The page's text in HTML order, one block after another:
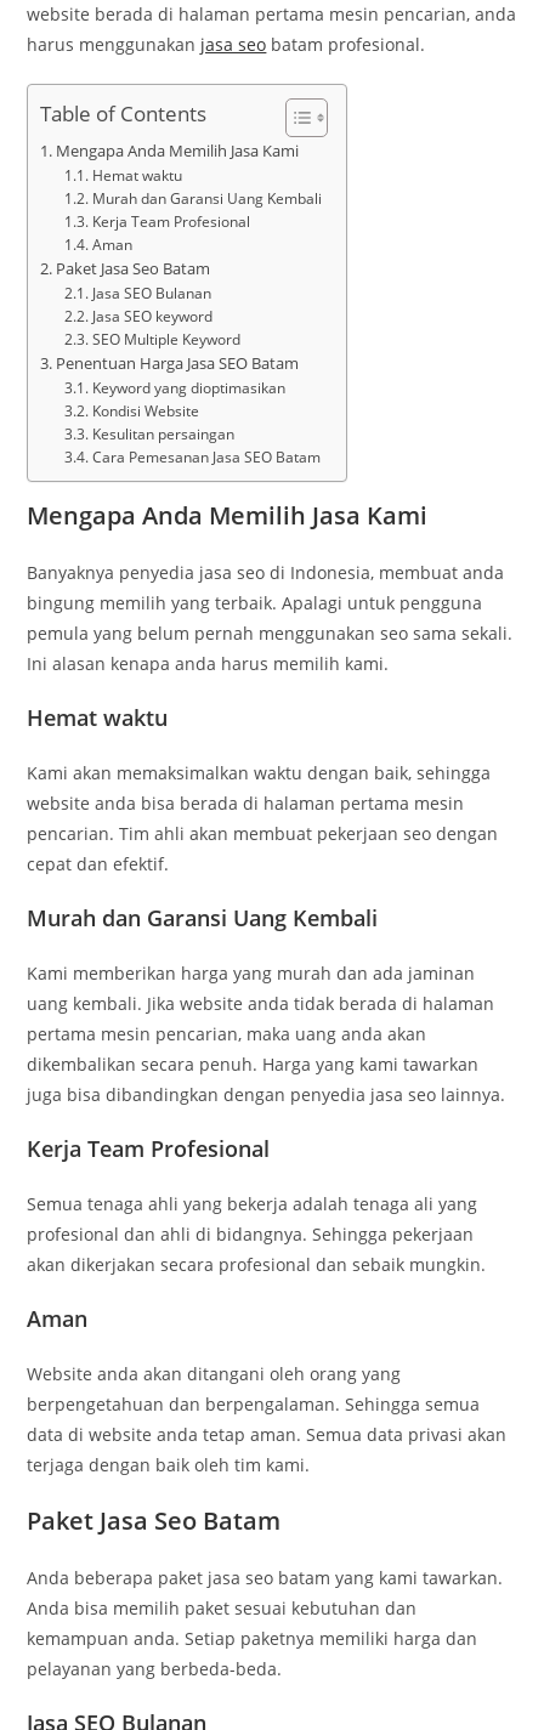
website berada di halaman pertama mesin pencarian, anda
harus menggunakan jasa seo batam profesional.
Table of Contents
Mengapa Anda Memilih Jasa Kami
Hemat waktu
Murah dan Garansi Uang Kembali
Kerja Team Profesional
Aman
Paket Jasa Seo Batam
Jasa SEO Bulanan
Jasa SEO keyword
SEO Multiple Keyword
Penentuan Harga Jasa SEO Batam
Keyword yang dioptimasikan
Kondisi Website
Kesulitan persaingan
Cara Pemesanan Jasa SEO Batam
Mengapa Anda Memilih Jasa Kami
Banyaknya penyedia jasa seo di Indonesia, membuat anda
bingung memilih yang terbaik. Apalagi untuk pengguna
pemula yang belum pernah menggunakan seo sama sekali.
Ini alasan kenapa anda harus memilih kami.
Hemat waktu
Kami akan memaksimalkan waktu dengan baik, sehingga
website anda bisa berada di halaman pertama mesin
pencarian. Tim ahli akan membuat pekerjaan seo dengan
cepat dan efektif.
Murah dan Garansi Uang Kembali
Kami memberikan harga yang murah dan ada jaminan
uang kembali. Jika website anda tidak berada di halaman
pertama mesin pencarian, maka uang anda akan
dikembalikan secara penuh. Harga yang kami tawarkan
juga bisa dibandingkan dengan penyedia jasa seo lainnya.
Kerja Team Profesional
Semua tenaga ahli yang bekerja adalah tenaga ali yang
profesional dan ahli di bidangnya. Sehingga pekerjaan
akan dikerjakan secara profesional dan sebaik mungkin.
Aman
Website anda akan ditangani oleh orang yang
berpengetahuan dan berpengalaman. Sehingga semua
data di website anda tetap aman. Semua data privasi akan
terjaga dengan baik oleh tim kami.
Paket Jasa Seo Batam
Anda beberapa paket jasa seo batam yang kami tawarkan.
Anda bisa memilih paket sesuai kebutuhan dan
kemampuan anda. Setiap paketnya memiliki harga dan
pelayanan yang berbeda-beda.
Jasa SEO Bulanan